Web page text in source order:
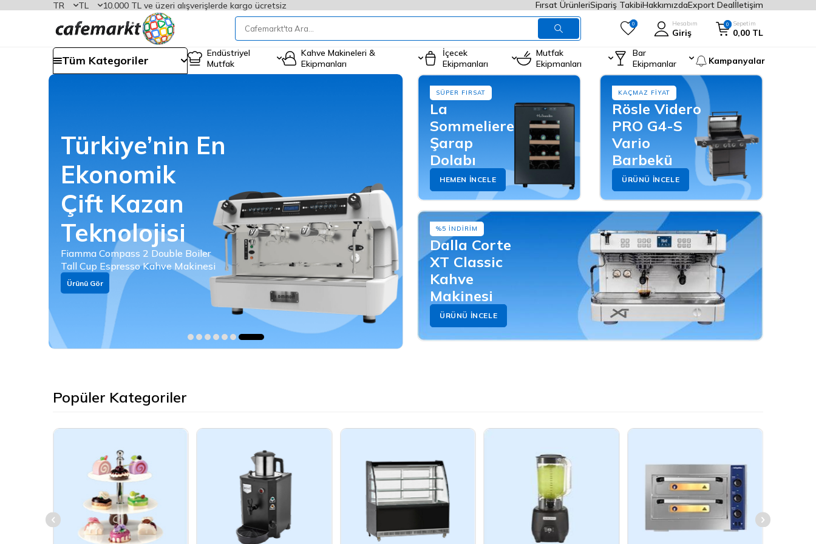
TR TL 10.000 TL ve üzeri alışverişlerde kargo ücretsiz Fırsat ÜrünleriSipariş TakibiHakkımızdaExport Dealİletişim
0 Hesabım
Giriş
0 Sepetim
0,00 TL
Tüm Kategoriler
Endüstriyel
Mutfak
Kahve Makineleri &
Ekipmanları
İçecek
Ekipmanları
Mutfak
Ekipmanları
Bar
Ekipmanlar
Kampanyalar
Robot Coupe
Parmak Patates
Kesme Diski
CL 50, CL 50 Ultra, CL 50 Gourmet, CL 52,
CL 55, CL 60, R 502 ve R 652 V.V modelleri
ile uyumlu
Ürünleri Gör
SÜPER FIRSAT
La
Sommeliere
Şarap
Dolabı
HEMEN İNCELE
KAÇMAZ FIYAT
Rösle Videro
PRO G4-S
Vario
Barbekü
ÜRÜNÜ İNCELE
%5 İNDİRİM
Dalla Corte
XT Classic
Kahve
Makinesi
ÜRÜNÜ İNCELE
Popüler Kategoriler